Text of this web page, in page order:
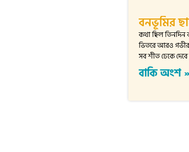
বনভূমির
কথা ছিল তিনদিন
ভিতরে আরও
সব শীত ঢেকে দেবে
বাকি অংশ »